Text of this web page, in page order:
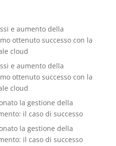
e aumento della
ottenuto successo con la
cloud
e aumento della
ottenuto successo con la
cloud
la gestione della
il caso di successo
la gestione della
il caso di successo